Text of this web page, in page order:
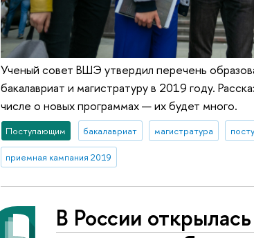
Ученый совет ВШЭ утвердил перечень
бакалавриат и магистратуру в 2019 году.
числе о новых программах — их будет много.
Поступающим бакалавриат магистратура
приемная кампания 2019
В России